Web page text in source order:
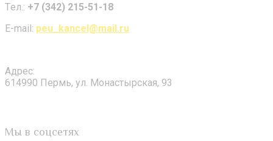
Tел.: +7 (342) 215-51-18
E-mail: peu_kancel@mail.ru
Адрес:
614990 Пермь, ул. Монастырская, 93
Мы в соцсетях